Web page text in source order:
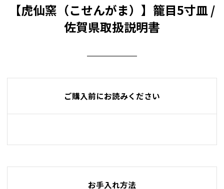
【虎仙窯（こせんがま）】籠目5寸皿 /
佐賀県取扱説明書
ご購入前にお読みください
お手入れ方法